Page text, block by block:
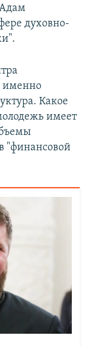
духовно-
именно
Какое
имеет
"финансовой